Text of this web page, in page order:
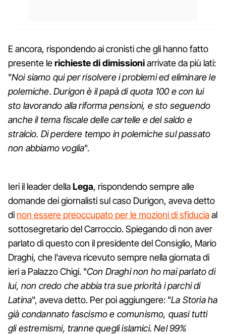
E ancora, rispondendo ai cronisti che gli hanno fatto
presente lerichieste di dimissioniarrivate da più lati:
"Noi siamo qui per risolvere i problemi ed eliminare le
polemiche. Durigon è il papà di quota 100 e con lui
sto lavorando alla riforma pensioni, e sto seguendo
anche il tema fiscale delle cartelle e del saldo e
stralcio. Di perdere tempo in polemiche sul passato
non abbiamo voglia".
Ieri il leader dellaLega, rispondendo sempre alle
domande dei giornalisti sul caso Durigon, aveva detto
di non essere preoccupato per le mozioni di sfiduciaal
sottosegretario del Carroccio. Spiegando di non aver
parlato di questo con il presidente del Consiglio, Mario
Draghi, che l'aveva ricevuto sempre nella giornata di
ieri a Palazzo Chigi. "Con Draghi non ho mai parlato di
lui, non credo che abbia tra sue priorità i parchi di
Latina", aveva detto. Per poi aggiungere: "La Storia ha
già condannato fascismo e comunismo, quasi tutti
gli estremismi, tranne quegli islamici. Nel 99%